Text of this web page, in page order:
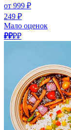
от 999 ₽
249 ₽
Мало оценок
₽₽₽₽